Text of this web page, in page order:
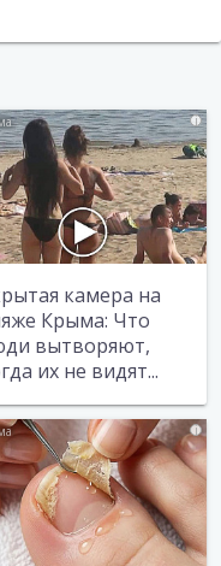
i
камера на
Крыма: Что
вытворяют,
их не видят...
i